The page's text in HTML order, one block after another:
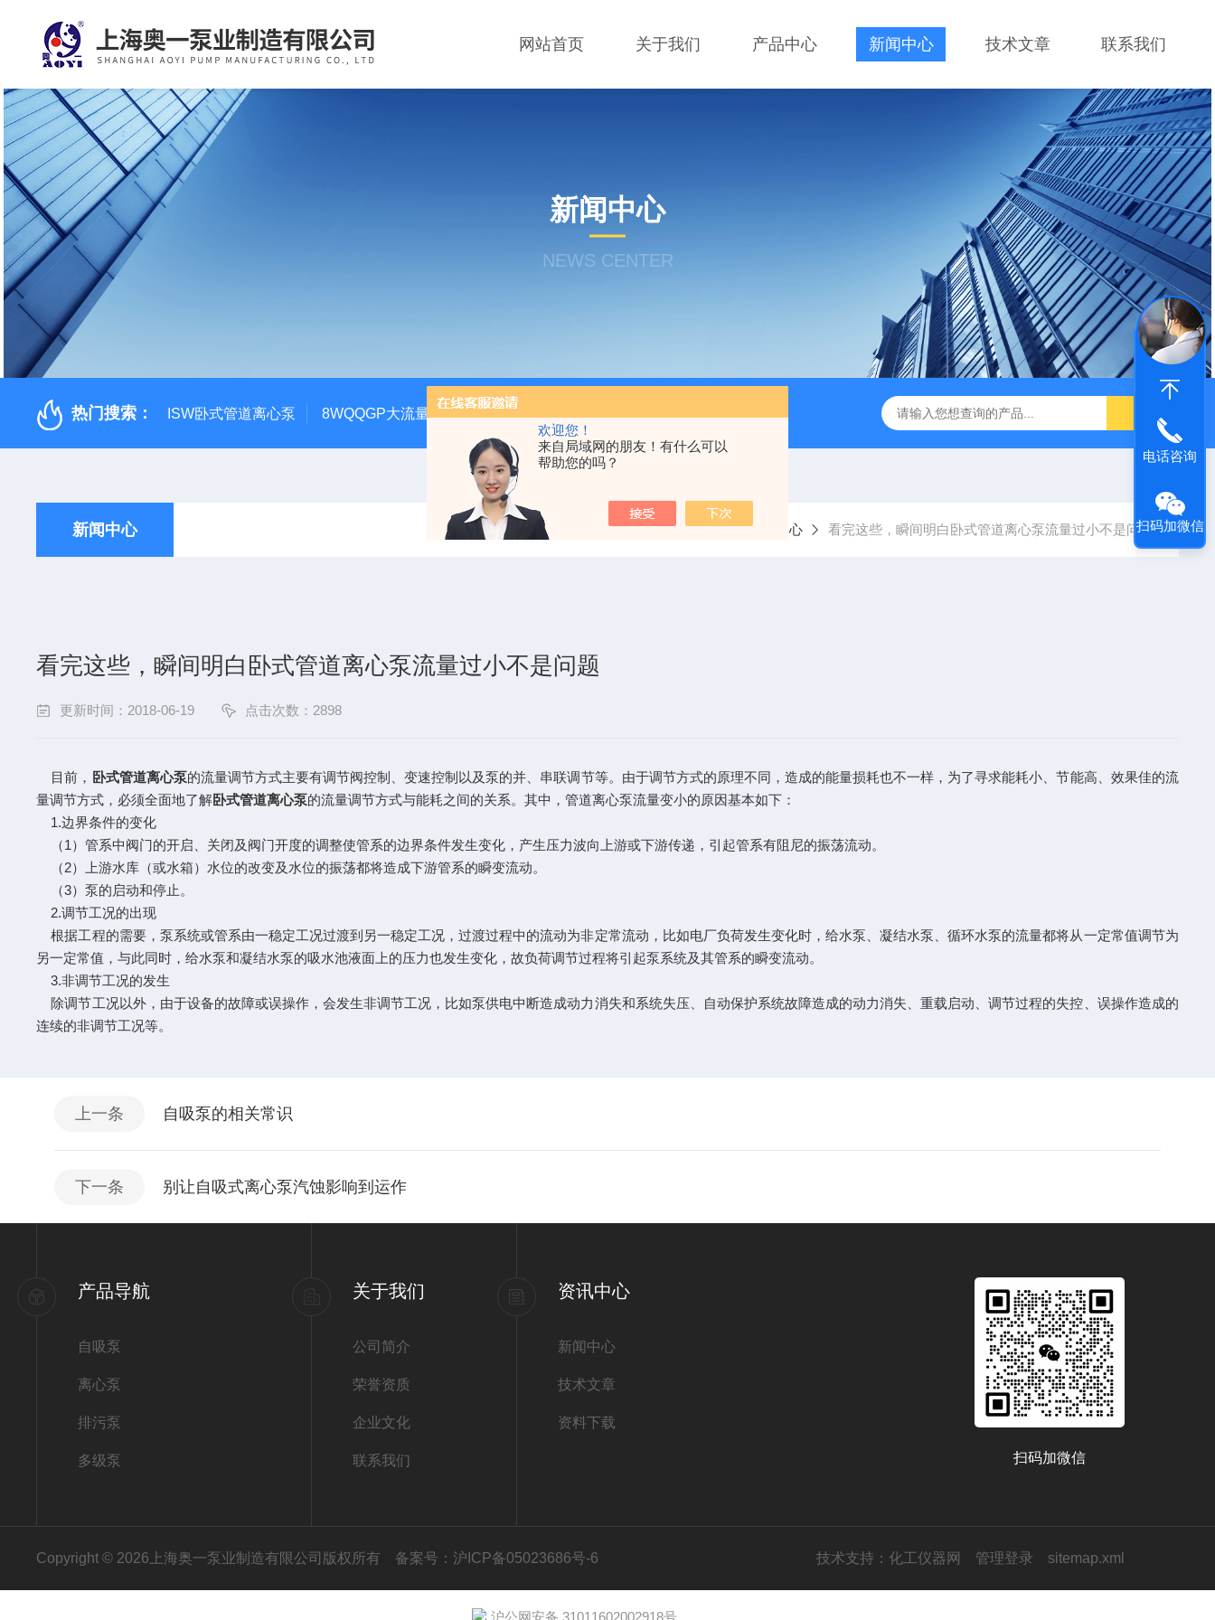
欢迎您！
来自局域网的朋友！有什么可以
帮助您的吗？
网站首页 关于我们 产品中心 新闻中心 技术文章 联系我们
新闻中心
NEWS CENTER
热门搜索： ISW卧式管道离心泵 8WQQGP大流量便携式防汛排水泵 QZZS防汛抢险自吸泵 高吸程自吸泵
新闻中心 当前位置：首页 新闻中心 看完这些，瞬间明白卧式管道离心泵流量过小不是问题
看完这些，瞬间明白卧式管道离心泵流量过小不是问题
更新时间：2018-06-19 点击次数：2898
目前， 卧式管道离心泵的流量调节方式主要有调节阀控制、变速控制以及泵的并、串联调节等。由于调节方式的原理不同，造成的能量损耗也不一样，为了寻求能耗小、节能高、效果佳的流
量调节方式，必须全面地了解卧式管道离心泵的流量调节方式与能耗之间的关系。其中，管道离心泵流量变小的原因基本如下：
1.边界条件的变化
（1）管系中阀门的开启、关闭及阀门开度的调整使管系的边界条件发生变化，产生压力波向上游或下游传递，引起管系有阻尼的振荡流动。
（2）上游水库（或水箱）水位的改变及水位的振荡都将造成下游管系的瞬变流动。
（3）泵的启动和停止。
2.调节工况的出现
根据工程的需要，泵系统或管系由一稳定工况过渡到另一稳定工况，过渡过程中的流动为非定常流动，比如电厂负荷发生变化时，给水泵、凝结水泵、循环水泵的流量都将从一定常值调节为
另一定常值，与此同时，给水泵和凝结水泵的吸水池液面上的压力也发生变化，故负荷调节过程将引起泵系统及其管系的瞬变流动。
3.非调节工况的发生
除调节工况以外，由于设备的故障或误操作，会发生非调节工况，比如泵供电中断造成动力消失和系统失压、自动保护系统故障造成的动力消失、重载启动、调节过程的失控、误操作造成的
连续的非调节工况等。
上一条 自吸泵的相关常识
下一条 别让自吸式离心泵汽蚀影响到运作
产品导航
自吸泵
离心泵
排污泵
多级泵
关于我们
公司简介
荣誉资质
企业文化
联系我们
资讯中心
新闻中心
技术文章
资料下载
扫码加微信
Copyright © 2026上海奥一泵业制造有限公司版权所有 备案号：沪ICP备05023686号-6 技术支持： 化工仪器网 管理登录 sitemap.xml
电话咨询
扫码加微信
沪公网安备 31011602002918号